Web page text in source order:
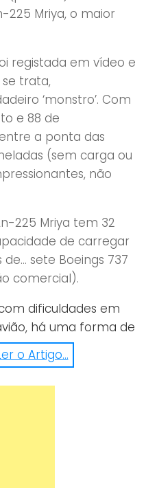
225 Mriya, o maior
registada em vídeo e
trata,
‘monstro’. Com
e 88 de
a ponta das
(sem carga ou
não
225 Mriya tem 32
de carregar
sete Boeings 737
comercial).
dificuldades em
há uma forma de
o veículo comporta
Um
o Artigo...